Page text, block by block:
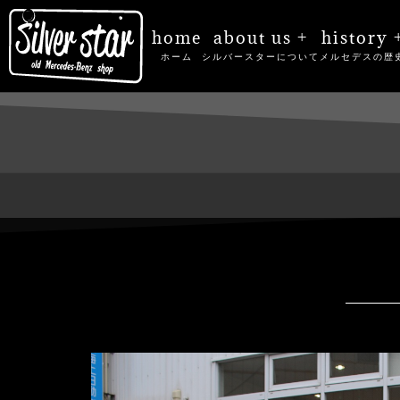
home
ホーム
about us +
シルバースターについて
history
メルセデスの歴